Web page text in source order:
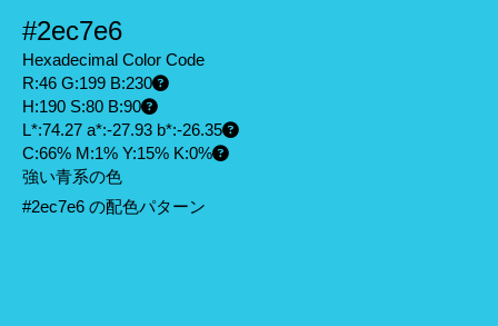
#2ec7e6
Hexadecimal Color Code
R:46 G:199 B:230
H:190 S:80 B:90
L*:74.27 a*:-27.93 b*:-26.35
C:66% M:1% Y:15% K:0%
強い青系の色
#2ec7e6 の配色パターン